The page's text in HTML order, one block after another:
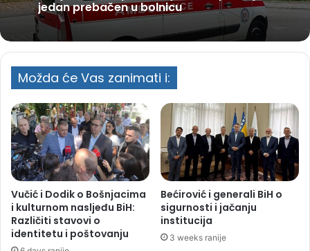
jedan prebačen u bolnicu
Možda će Vas zanimati i:
Vučić i Dodik o Bošnjacima
i kulturnom nasljeđu BiH:
Različiti stavovi o
identitetu i poštovanju
Bećirović i generali BiH o
sigurnosti i jačanju
institucija
3 weeks ranije